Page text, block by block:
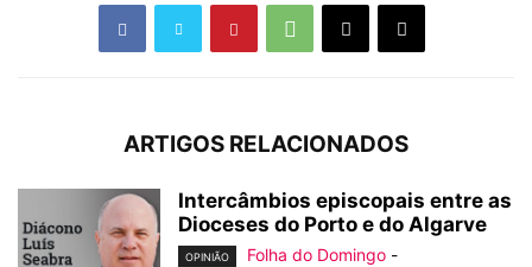
ARTIGOS RELACIONADOS
Intercâmbios episcopais entre as
Dioceses do Porto e do Algarve
OPINIÃO Folha do Domingo -